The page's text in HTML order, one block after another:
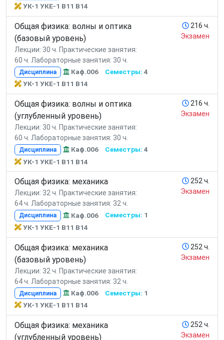
УК-1 УКЕ-1 В11 В14
Общая физика: волны и оптика
(базовый уровень)
Лекции: 30 ч. Практические занятия:
60 ч. Лабораторные занятия: 30 ч.
216 ч.
Экзамен
Дисциплина Каф.006 Семестры: 4
УК-1 УКЕ-1 В11 В14
Общая физика: волны и оптика
(углубленный уровень)
Лекции: 30 ч. Практические занятия:
60 ч. Лабораторные занятия: 30 ч.
216 ч.
Экзамен
Дисциплина Каф.006 Семестры: 4
УК-1 УКЕ-1 В11 В14
Общая физика: механика
Лекции: 32 ч. Практические занятия:
64 ч. Лабораторные занятия: 32 ч.
252 ч.
Экзамен
Дисциплина Каф.006 Семестры: 1
УК-1 УКЕ-1 В11 В14
Общая физика: механика
(базовый уровень)
Лекции: 32 ч. Практические занятия:
64 ч. Лабораторные занятия: 32 ч.
252 ч.
Экзамен
Дисциплина Каф.006 Семестры: 1
УК-1 УКЕ-1 В11 В14
Общая физика: механика
(углубленный уровень)
252 ч.
Экзамен